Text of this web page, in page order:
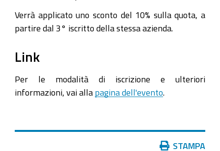
Verrà applicato uno sconto del 10% sulla quota, a
partire dal 3° iscritto della stessa azienda.
Link
Per le modalità di iscrizione e ulteriori
informazioni, vai alla pagina dell'evento
STAMPA